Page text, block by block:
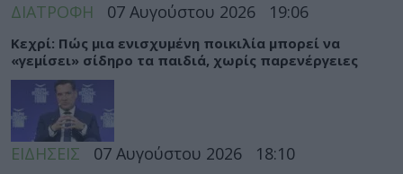
ΔΙΑΤΡΟΦΗ 07 Αυγούστου 2026 19:06
Κεχρί: Πώς μια ενισχυμένη ποικιλία μπορεί να
«γεμίσει» σίδηρο τα παιδιά, χωρίς παρενέργειες
ΕΙΔΗΣΕΙΣ 07 Αυγούστου 2026 18:10